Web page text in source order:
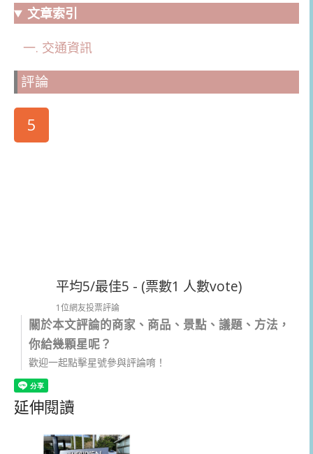
文章索引
交通資訊
評論
5
平均5/最佳5 - (票數1 人數vote)
1位網友投票評論
關於本文評論的商家、商品、景點、議題、方法，
你給幾顆星呢？
歡迎一起點擊星號參與評論唷！
延伸閱讀